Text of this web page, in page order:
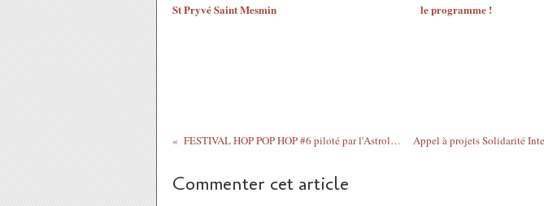
St Pryvé Saint Mesmin
le programme !
FESTIVAL HOP POP HOP #6 piloté par l'Astrolabe Orléans les 17 & 18 septembre 2021
Commenter cet article